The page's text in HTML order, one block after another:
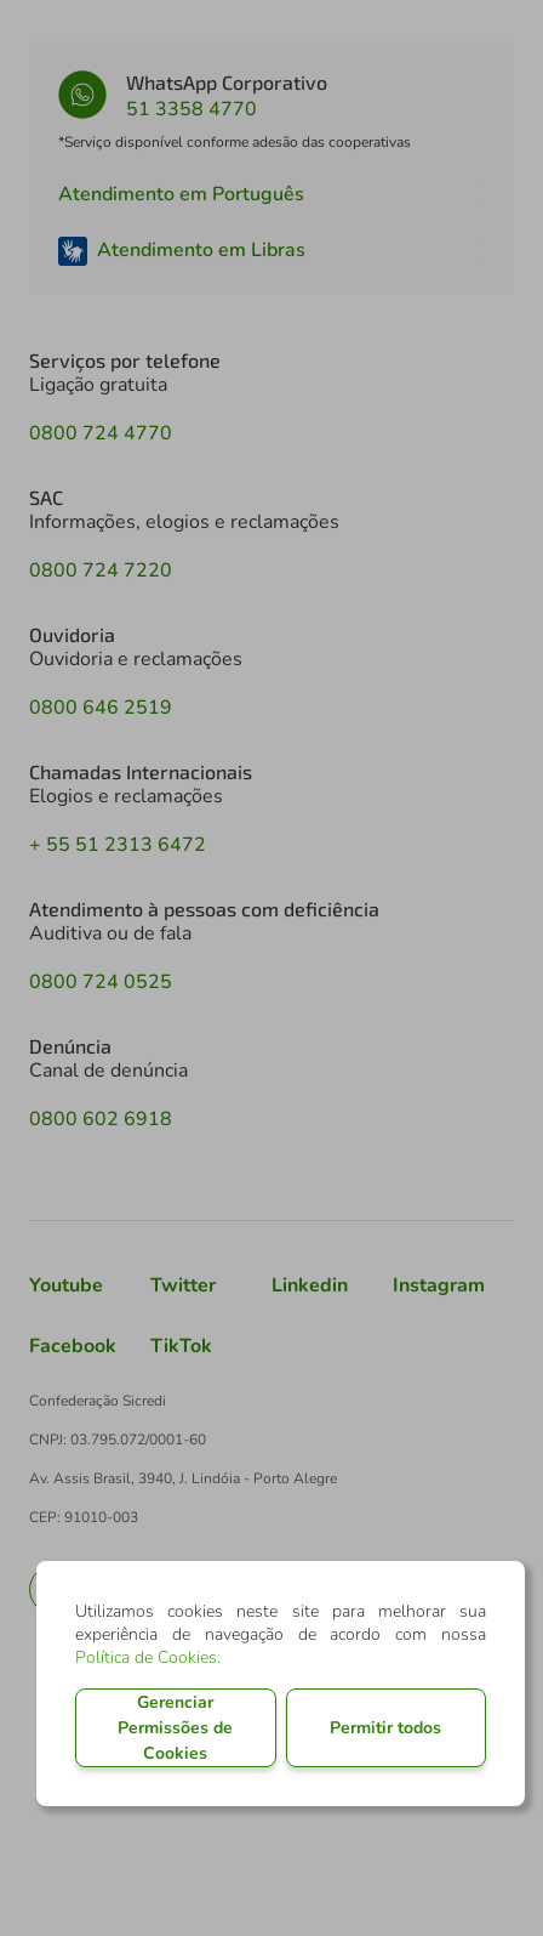
WhatsApp Corporativo
51 3358 4770
*Serviço disponível conforme adesão das cooperativas
Atendimento em Português
Atendimento em Libras
Serviços por telefone
Ligação gratuita
0800 724 4770
SAC
Informações, elogios e reclamações
0800 724 7220
Ouvidoria
Ouvidoria e reclamações
0800 646 2519
Chamadas Internacionais
Elogios e reclamações
+ 55 51 2313 6472
Atendimento à pessoas com deficiência
Auditiva ou de fala
0800 724 0525
Denúncia
Canal de denúncia
0800 602 6918
Youtube Twitter Linkedin Instagram
Facebook TikTok
Confederação Sicredi
CNPJ: 03.795.072/0001-60
Av. Assis Brasil, 3940, J. Lindóia - Porto Alegre
CEP: 91010-003
Utilizamos cookies neste site para melhorar sua
experiência de navegação de acordo com nossa
Política de Cookies.
Gerenciar
Permissões de
Cookies
Permitir todos